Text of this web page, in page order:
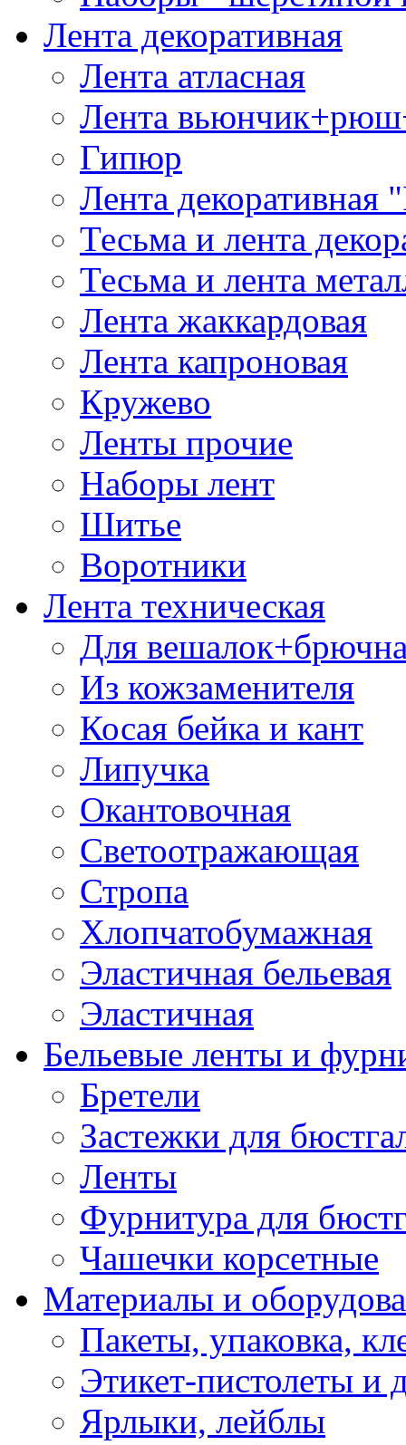
Лента декоративная
Лента атласная
Лента
Гипюр
Лента декоративная
Тесьма и лента
Тесьма и лента
Лента жаккардовая
Лента капроновая
Кружево
Ленты прочие
Наборы лент
Шитье
Воротники
Лента техническая
Для
Из кожзаменителя
Косая бейка и кант
Липучка
Окантовочная
Светоотражающая
Стропа
Хлопчатобумажная
Эластичная бельевая
Эластичная
Бельевые ленты и
Бретели
Застежки для
Ленты
Фурнитура для
Чашечки корсетные
Материалы и
Пакеты, упаковка,
Этикет-пистолеты и
Ярлыки, лейблы